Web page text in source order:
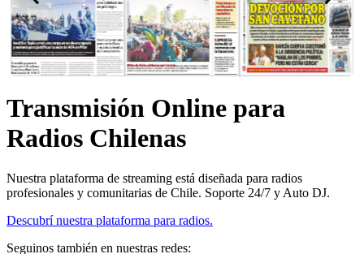
Transmisión Online para
Radios Chilenas
Nuestra plataforma de streaming está diseñada para radios
profesionales y comunitarias de Chile. Soporte 24/7 y Auto DJ.
Descubrí nuestra plataforma para radios.
Seguinos también en nuestras redes: